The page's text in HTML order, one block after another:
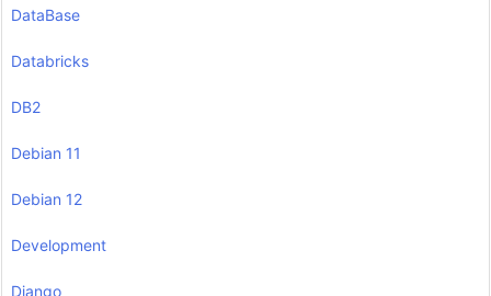
DataBase
Databricks
DB2
Debian 11
Debian 12
Development
Django